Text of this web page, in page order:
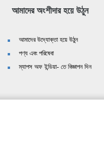
আমাদের অংশীদার হয়ে উঠুন
আমাদের উদ্যোক্তা হয়ে উঠুন
পণ্য এবং পরিষেবা
ম্যাপস অফ ইন্ডিয়া- তে বিজ্ঞাপন দিন